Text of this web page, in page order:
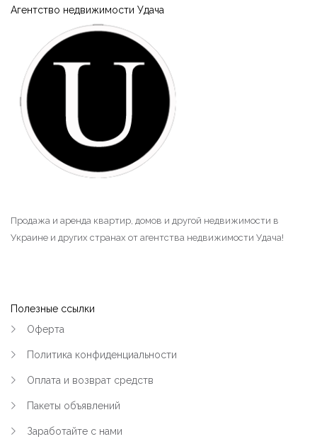
Агентство недвижимости Удача
Продажа и аренда квартир, домов и другой недвижимости в
Украине и других странах от агентства недвижимости Удача!
Полезные ссылки
Оферта
Политика конфиденциальности
Оплата и возврат средств
Пакеты объявлений
Заработайте с нами